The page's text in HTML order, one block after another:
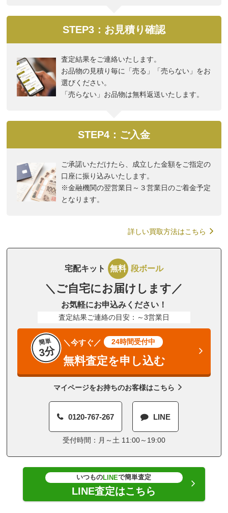
STEP3：お見積り確認
査定結果をご連絡いたします。
お品物の見積り毎に「売る」「売らない」をお
選びください。
「売らない」お品物は無料返送いたします。
STEP4：ご入金
ご承諾いただけたら、成立した金額をご指定の
口座に振り込みいたします。
※金融機関の翌営業日～３営業日のご着金予定
となります。
詳しい買取方法はこちら
宅配キット 無料 段ボール
＼ご自宅にお届けします／
お気軽にお申込みください！
査定結果ご連絡の目安：～3営業日
簡単
3分
＼今すぐ／ 24時間受付中
無料査定を申し込む
マイページをお持ちのお客様はこちら
0120-767-267 LINE
受付時間：月～土 11:00～19:00
いつものLINEで簡単査定
LINE査定はこちら